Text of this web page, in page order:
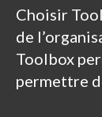
Choisir
de
Toolbox
permettre